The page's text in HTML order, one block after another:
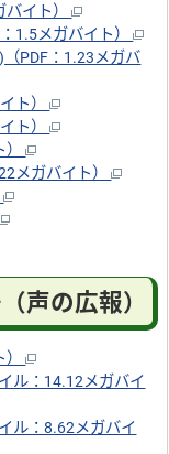
バイト）
1.5メガバイト）
PDF：1.23メガバ
ト）
ト）
）
メガバイト）
声の広報）
）
ル：14.12メガバイ
ル：8.62メガバイ